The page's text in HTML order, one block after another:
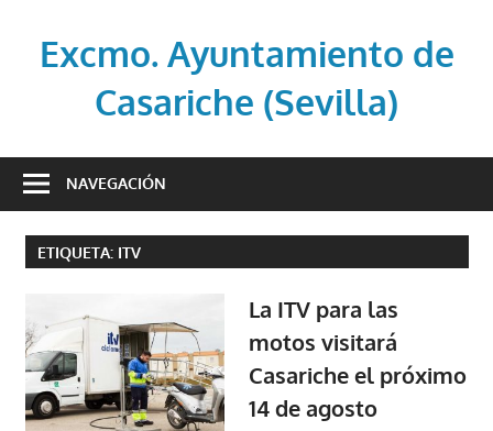
contenidoExcmo. Ayuntamiento de
Casariche (Sevilla)
oficial
Ayuntamiento
de
(Sevilla)
NAVEGACIÓN
ETIQUETA: ITV
La ITV para las
motos visitará
Casariche el próximo
14 de agosto